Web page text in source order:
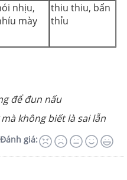
nhịu,
mày
thiu thiu, bẩn
thỉu
để đun nấu
không biết là sai lẫn
Đánh giá: